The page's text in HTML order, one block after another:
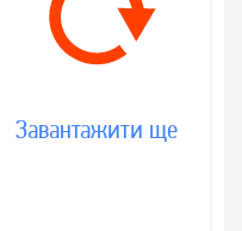
Завантажити ще